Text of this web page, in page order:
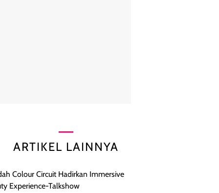
ARTIKEL LAINNYA
Colour Circuit Hadirkan Immersive
Experience-Talkshow